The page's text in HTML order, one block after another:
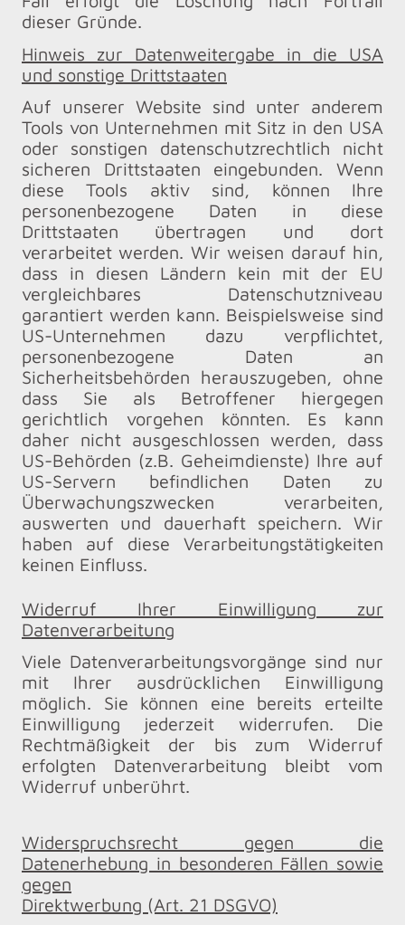
dieser Gründe.
Hinweis zur Datenweitergabe in die USA
und sonstige Drittstaaten
Auf unserer Website sind unter anderem
Tools von Unternehmen mit Sitz in den USA
oder sonstigen datenschutzrechtlich nicht
sicheren Drittstaaten eingebunden. Wenn
diese Tools aktiv sind, können Ihre
personenbezogene Daten in diese
Drittstaaten übertragen und dort
verarbeitet werden. Wir weisen darauf hin,
dass in diesen Ländern kein mit der EU
vergleichbares Datenschutzniveau
garantiert werden kann. Beispielsweise sind
US-Unternehmen dazu verpflichtet,
personenbezogene Daten an
Sicherheitsbehörden herauszugeben, ohne
dass Sie als Betroffener hiergegen
gerichtlich vorgehen könnten. Es kann
daher nicht ausgeschlossen werden, dass
US-Behörden (z.B. Geheimdienste) Ihre auf
US-Servern befindlichen Daten zu
Überwachungszwecken verarbeiten,
auswerten und dauerhaft speichern. Wir
haben auf diese Verarbeitungstätigkeiten
keinen Einfluss.
Widerruf Ihrer Einwilligung zur
Datenverarbeitung
Viele Datenverarbeitungsvorgänge sind nur
mit Ihrer ausdrücklichen Einwilligung
möglich. Sie können eine bereits erteilte
Einwilligung jederzeit widerrufen. Die
Rechtmäßigkeit der bis zum Widerruf
erfolgten Datenverarbeitung bleibt vom
Widerruf unberührt.
Widerspruchsrecht gegen die
Datenerhebung in besonderen Fällen sowie
gegen
Direktwerbung (Art. 21 DSGVO)